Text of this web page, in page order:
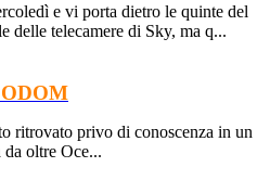
e vi porta dietro le quinte del
delle telecamere di Sky, ma q...
ritrovato privo di conoscenza in un
oltre Oce...